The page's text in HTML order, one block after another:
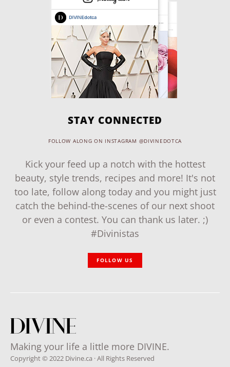
STAY CONNECTED
FOLLOW ALONG ON INSTAGRAM @DIVINEDOTCA
Kick your feed up a notch with the hottest
beauty, style trends, recipes and more! It's not
too late, follow along today and you might just
catch the behind-the-scenes of our next shoot
or even a contest. You can thank us later. ;)
#Divinistas
FOLLOW US
Making your life a little more DIVINE.
Copyright © 2022 Divine.ca · All Rights Reserved